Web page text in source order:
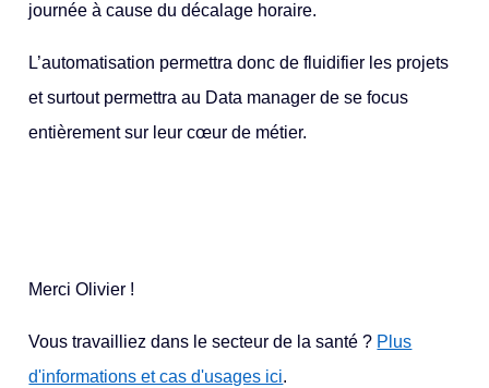
journée à cause du décalage horaire.
L’automatisation permettra donc de fluidifier les projets
et surtout permettra au Data manager de se focus
entièrement sur leur cœur de métier.
Merci Olivier !
Vous travailliez dans le secteur de la santé ? Plus
d'informations et cas d'usages ici.